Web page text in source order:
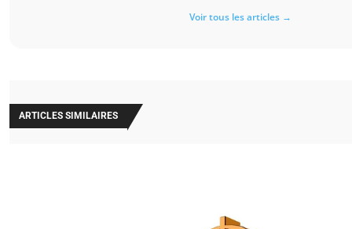
Voir tous les articles →
ARTICLES SIMILAIRES